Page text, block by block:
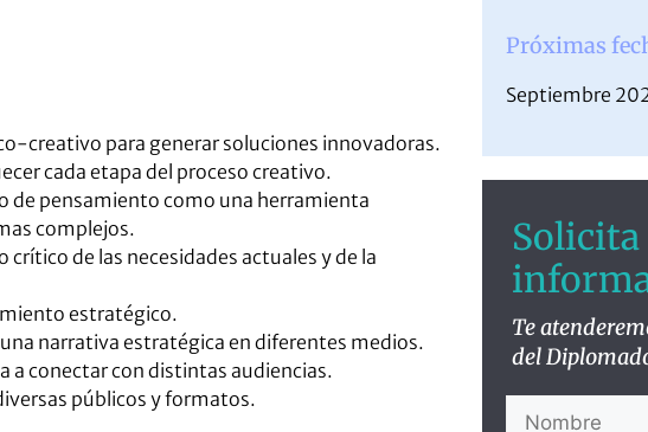
creativo para generar soluciones innovadoras.
cada etapa del proceso creativo.
de pensamiento como una herramienta
complejos.
de las necesidades actuales y de la
estratégico.
narrativa estratégica en diferentes medios.
a conectar con distintas audiencias.
públicos y formatos.
Próximas
Septiembre
Solicita
Te
del